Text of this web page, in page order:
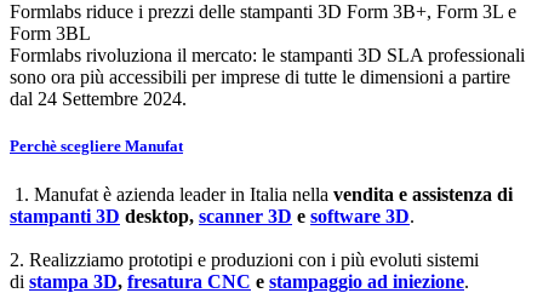
Formlabs riduce i prezzi delle stampanti 3D Form 3B+, Form 3L e
Form 3BL
Formlabs rivoluziona il mercato: le stampanti 3D SLA professionali
sono ora più accessibili per imprese di tutte le dimensioni a partire
dal 24 Settembre 2024.
Perchè scegliere Manufat
1. Manufat è azienda leader in Italia nella vendita e assistenza di
stampanti 3D desktop, scanner 3D e software 3D.
2. Realizziamo prototipi e produzioni con i più evoluti sistemi
di stampa 3D, fresatura CNC e stampaggio ad iniezione.